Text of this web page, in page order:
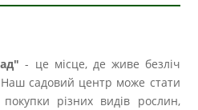
- це місце, де живе безліч
садовий центр може стати
різних видів рослин,